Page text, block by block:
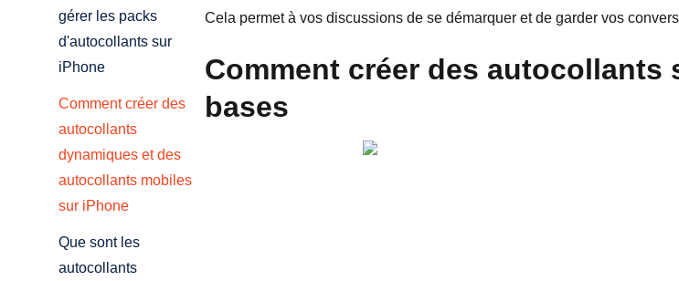
gérer les packs
d'autocollants sur
iPhone
Comment créer des
autocollants
dynamiques et des
autocollants mobiles
sur iPhone
Que sont les
autocollants
Cela permet à vos discussions de se démarquer et de garder vos
Comment créer des
bases